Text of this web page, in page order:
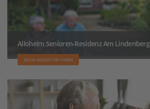
Alloheim Senioren-Residenz Am Lindenberg
38239 SALZGITTER-THIEDE